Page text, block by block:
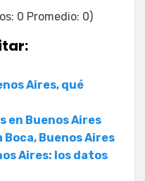
0 Promedio: 0)
Aires, qué
en Buenos Aires
Boca, Buenos Aires
Aires: los datos